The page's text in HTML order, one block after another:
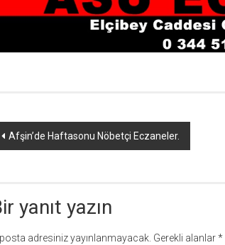
Yazı
Afşin’de Haftasonu Nöbetçi Eczaneler.
yanıt yazın
adresiniz yayınlanmayacak. Gerekli alanlar*